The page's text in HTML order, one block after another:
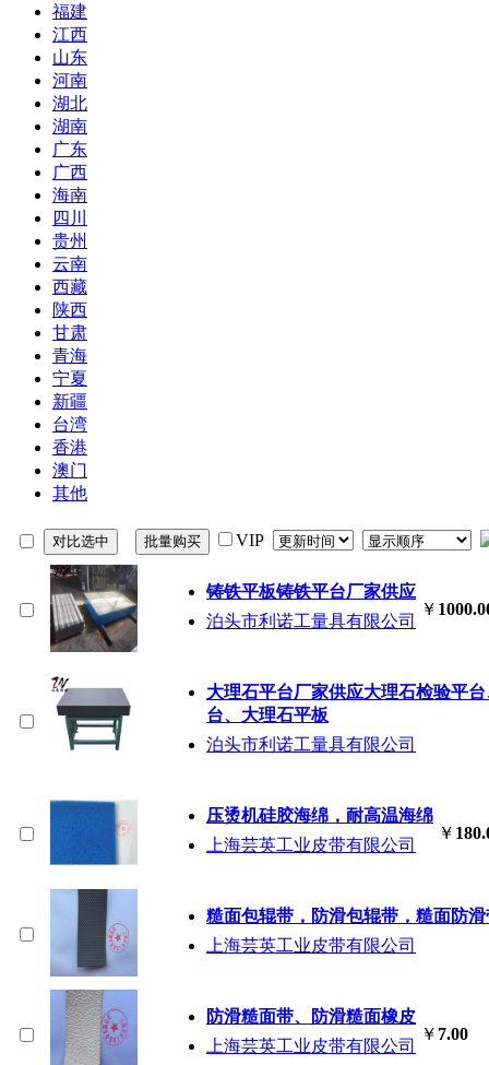
福建
江西
山东
河南
湖北
湖南
广东
广西
海南
四川
贵州
云南
西藏
陕西
甘肃
青海
宁夏
新疆
台湾
香港
澳门
其他
VIP
铸铁平板铸铁平台厂家供应
泊头市利诺工量具有限公司
￥
大理石平台厂家供应大理石检验平
台、大理石平板
泊头市利诺工量具有限公司
压烫机硅胶海绵，耐高温海绵
上海芸英工业皮带有限公司
￥
糙面包辊带，防滑包辊带，糙面防滑
上海芸英工业皮带有限公司
防滑糙面带、防滑糙面橡皮
上海芸英工业皮带有限公司
￥ 7.00